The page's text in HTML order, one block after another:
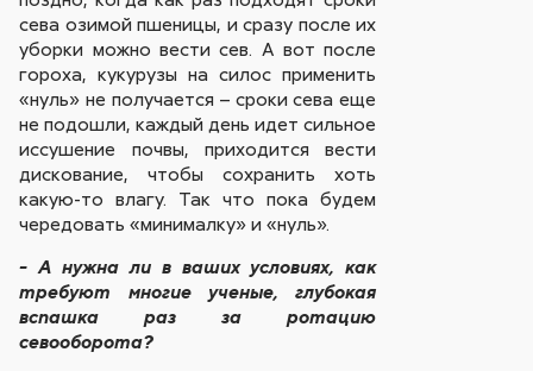
сева озимой пшеницы, и сразу после их
уборки можно вести сев. А вот после
гороха, кукурузы на силос применить
«нуль» не получается – сроки сева еще
не подошли, каждый день идет сильное
иссушение почвы, приходится вести
дискование, чтобы сохранить хоть
какую-то влагу. Так что пока будем
чередовать «минималку» и «нуль».
- А нужна ли в ваших условиях, как
требуют многие ученые, глубокая
вспашка раз за ротацию
севооборота?